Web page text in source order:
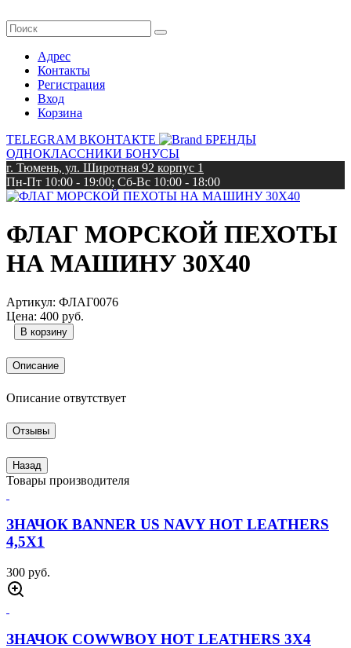
Адрес
Контакты
Регистрация
Вход
Корзина
TELEGRAM ВКОНТАКТЕ
БРЕНДЫ
ОДНОКЛАССНИКИ БОНУСЫ
г. Тюмень, ул. Широтная 92 корпус 1
Пн-Пт 10:00 - 19:00; Сб-Вс 10:00 - 18:00
ФЛАГ МОРСКОЙ ПЕХОТЫ
НА МАШИНУ 30Х40
Артикул: ФЛАГ0076
Цена: 400 руб.
Описание
Описание отвутствует
Отзывы
Назад
Товары производителя
ЗНАЧОК BANNER US NAVY HOT LEATHERS
4,5Х1
300 руб.
ЗНАЧОК COWWBOY HOT LEATHERS 3Х4